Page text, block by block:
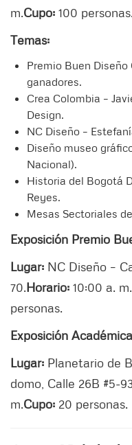
m.Cupo: 100 personas.
Temas:
Premio Buen
ganadores.
Crea Colombia –
Design.
NC Diseño –
Diseño museo
Nacional).
Historia del Bogotá
Reyes.
Mesas Sectoriales
Exposición Premio
Lugar: NC Diseño –
70.Horario: 10:00 a.
personas.
Exposición
Lugar: Planetario de
domo, Calle 26B #5-
m.Cupo: 20 personas.